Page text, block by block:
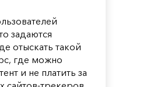
задаются
отыскать такой
где можно
и не платить за